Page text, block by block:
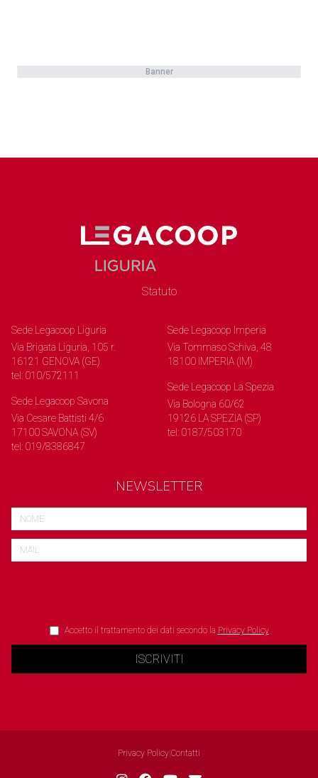
Banner
Statuto
Sede Legacoop Liguria
Via Brigata Liguria, 105 r.
16121 GENOVA (GE)
tel: 010/572111
Sede Legacoop Savona
Via Cesare Battisti 4/6
17100 SAVONA (SV)
tel: 019/8386847
Sede Legacoop Imperia
Via Tommaso Schiva, 48
18100 IMPERIA (IM)
Sede Legacoop La Spezia
Via Bologna 60/62
19126 LA SPEZIA (SP)
tel: 0187/503170
NEWSLETTER
Accetto il trattamento dei dati secondo la Privacy Policy
ISCRIVITI
Privacy Policy Contatti